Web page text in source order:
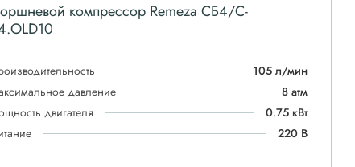
компрессор Remeza СБ4/C-
105 л/мин
давление
8 атм
двигателя
0.75 кВт
220 В